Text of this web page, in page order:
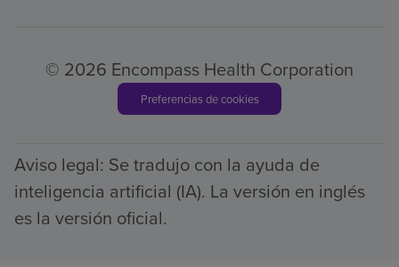
© 2026 Encompass Health Corporation
Preferencias de cookies
Aviso legal: Se tradujo con la ayuda de
inteligencia artificial (IA). La versión en inglés
es la versión oficial.